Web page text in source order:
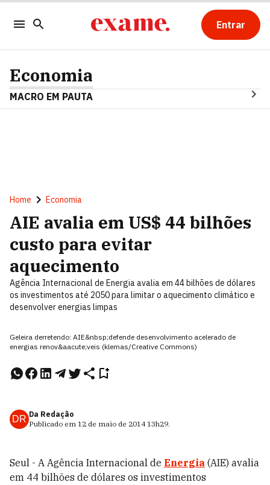
Entrar
Economia
MACRO EM PAUTA
Home Economia
AIE avalia em US$ 44 bilhões
custo para evitar
aquecimento
Agência Internacional de Energia avalia em 44 bilhões de dólares
os investimentos até 2050 para limitar o aquecimento climático e
desenvolver energias limpas
Geleira derretendo: AIE&nbsp;defende desenvolvimento acelerado de
energias renov&aacute;veis (klemas/Creative Commons)
DR Da Redação
Publicado em 12 de maio de 2014 13h29.
Seul - A Agência Internacional de Energia (AIE) avalia
em 44 bilhões de dólares os investimentos